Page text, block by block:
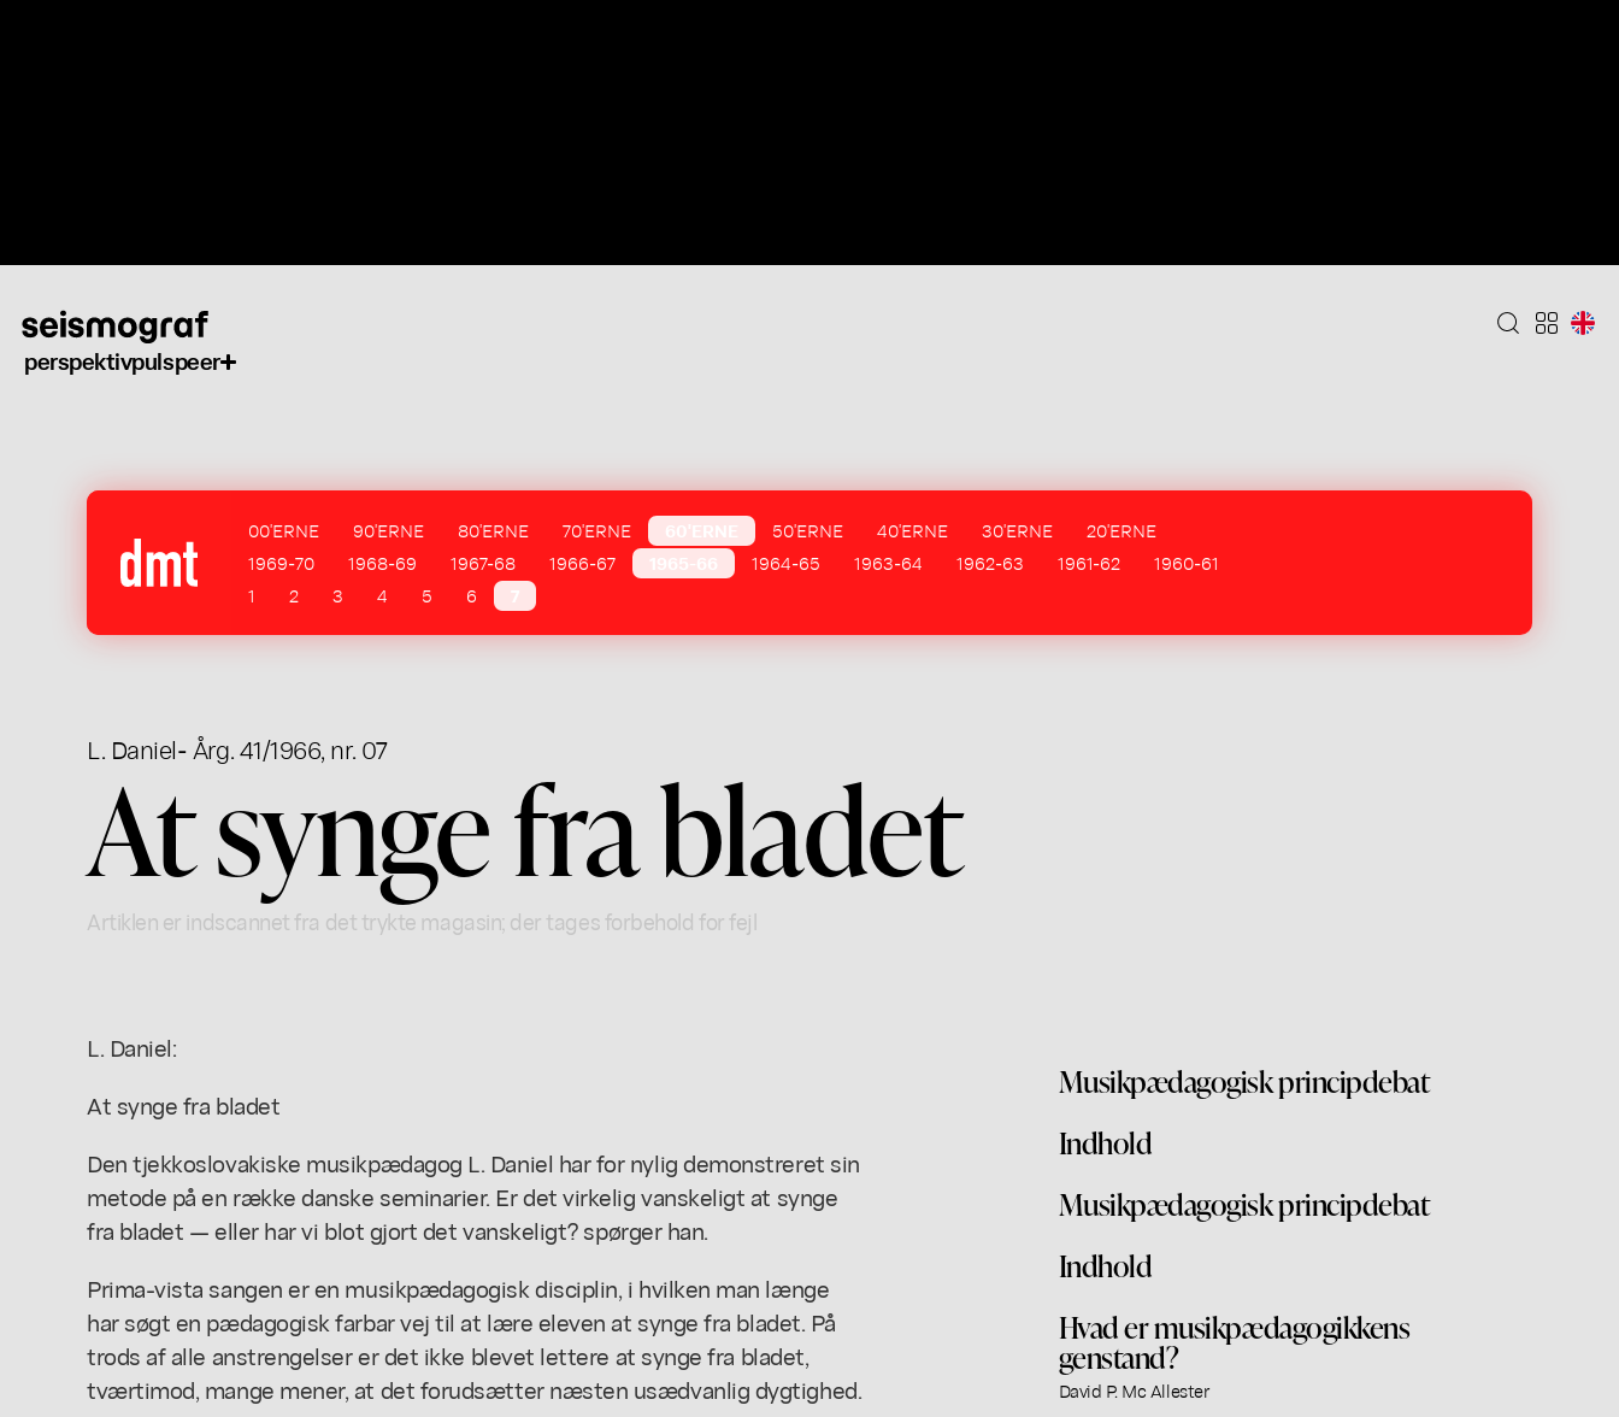
perspektivpulspeer
00'ERNE 90'ERNE 80'ERNE 70'ERNE 50'ERNE 40'ERNE 30'ERNE
20'ERNE
1969-70
1968-69 1967-68 1966-67 1964-65 1963-64 1962-63 1961-62
1960-61
1
2 3 4 5 6
L. Daniel- Årg. 41/1966, nr. 07
At synge fra bladet
Artiklen er indscannet fra det trykte magasin; der tages forbehold for fejl
L. Daniel:
At synge fra bladet
Den tjekkoslovakiske musikpædagog L. Daniel har for nylig demonstreret sin
metode på en række danske seminarier. Er det virkelig vanskeligt at synge
fra bladet — eller har vi blot gjort det vanskeligt? spørger han.
Prima-vista sangen er en musikpædagogisk disciplin, i hvilken man længe
har søgt en pædagogisk farbar vej til at lære eleven at synge fra bladet. På
trods af alle anstrengelser er det ikke blevet lettere at synge fra bladet,
tværtimod, mange mener, at det forudsætter næsten usædvanlig dygtighed.
Musikpædagogisk principdebat
Indhold
Musikpædagogisk principdebat
Indhold
Hvad er musikpædagogikkens
genstand?
David P. Mc Allester